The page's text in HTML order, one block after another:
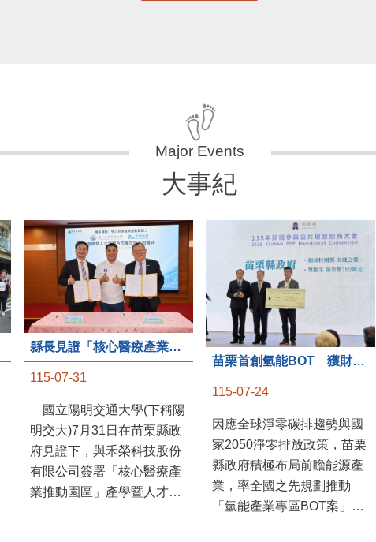
大事紀
縣長見證「核心醫療產業推動園區」產學合作簽約儀式
115-07-31
國立陽明交通大學(下稱陽
明交大)7月31日在苗栗縣政
府見證下，與禾榮科技股份
有限公司簽署「核心醫療產
業推動園區」產學暨人才培
苗栗首創氫能BOT 獲財政部「突破之翼」肯定
115-07-24
因應全球淨零碳排趨勢與國
家2050淨零排放政策，苗栗
縣政府積極布局前瞻能源產
業，率全國之先規劃推動
「氫能產業專區BOT案」，